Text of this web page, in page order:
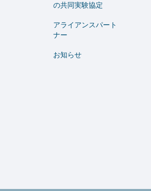
の共同実験協定
アライアンスパート
ナー
お知らせ